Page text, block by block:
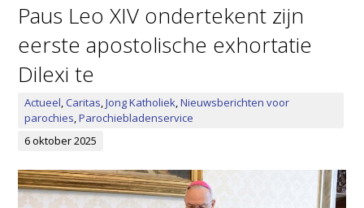
Paus Leo XIV ondertekent zijn
eerste apostolische exhortatie
Dilexi te
Actueel,Caritas,Jong Katholiek,Nieuwsberichten voor
parochies,Parochiebladenservice
6 oktober 2025